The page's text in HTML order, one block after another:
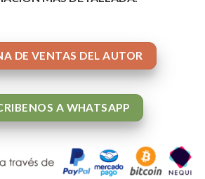
DE VENTAS DEL AUTOR
A WHATSAPP